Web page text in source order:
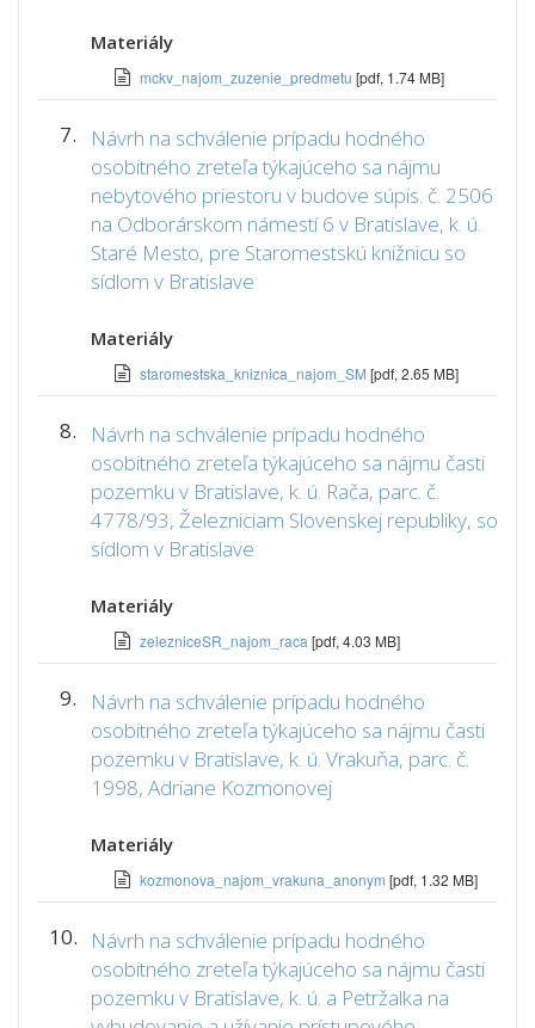
Materiály
mckv_najom_zuzenie_predmetu [pdf, 1.74 MB]
7.
Návrh na schválenie prípadu hodného
osobitného zreteľa týkajúceho sa nájmu
nebytového priestoru v budove súpis. č. 2506
na Odborárskom námestí 6 v Bratislave, k. ú.
Staré Mesto, pre Staromestskú knižnicu so
sídlom v Bratislave
Materiály
staromestska_kniznica_najom_SM [pdf, 2.65 MB]
8.
Návrh na schválenie prípadu hodného
osobitného zreteľa týkajúceho sa nájmu časti
pozemku v Bratislave, k. ú. Rača, parc. č.
4778/93, Železniciam Slovenskej republiky, so
sídlom v Bratislave
Materiály
zelezniceSR_najom_raca [pdf, 4.03 MB]
9.
Návrh na schválenie prípadu hodného
osobitného zreteľa týkajúceho sa nájmu časti
pozemku v Bratislave, k. ú. Vrakuňa, parc. č.
1998, Adriane Kozmonovej
Materiály
kozmonova_najom_vrakuna_anonym [pdf, 1.32 MB]
10.
Návrh na schválenie prípadu hodného
osobitného zreteľa týkajúceho sa nájmu časti
pozemku v Bratislave, k. ú. a Petržalka na